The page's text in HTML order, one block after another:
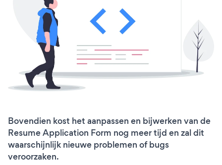
Bovendien kost het aanpassen en bijwerken van de
Resume Application Form nog meer tijd en zal dit
waarschijnlijk nieuwe problemen of bugs
veroorzaken.